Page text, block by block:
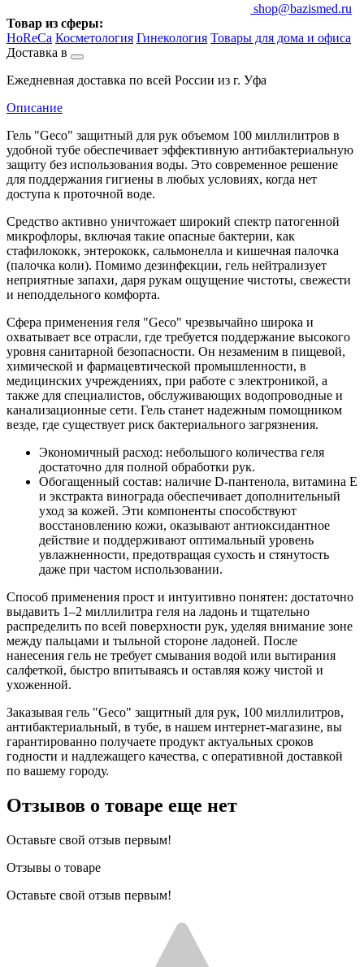
shop@bazismed.ru
Товар из сферы:
HoReCa Косметология Гинекология Товары для дома и офиса
Доставка в
Ежедневная доставка по всей России из г. Уфа
Описание
Гель "Geco" защитный для рук объемом 100 миллилитров в
удобной тубе обеспечивает эффективную антибактериальную
защиту без использования воды. Это современное решение
для поддержания гигиены в любых условиях, когда нет
доступа к проточной воде.
Средство активно уничтожает широкий спектр патогенной
микрофлоры, включая такие опасные бактерии, как
стафилококк, энтерококк, сальмонелла и кишечная палочка
(палочка коли). Помимо дезинфекции, гель нейтрализует
неприятные запахи, даря рукам ощущение чистоты, свежести
и неподдельного комфорта.
Сфера применения геля "Geco" чрезвычайно широка и
охватывает все отрасли, где требуется поддержание высокого
уровня санитарной безопасности. Он незаменим в пищевой,
химической и фармацевтической промышленности, в
медицинских учреждениях, при работе с электроникой, а
также для специалистов, обслуживающих водопроводные и
канализационные сети. Гель станет надежным помощником
везде, где существует риск бактериального загрязнения.
Экономичный расход: небольшого количества геля
достаточно для полной обработки рук.
Обогащенный состав: наличие D-пантенола, витамина Е
и экстракта винограда обеспечивает дополнительный
уход за кожей. Эти компоненты способствуют
восстановлению кожи, оказывают антиоксидантное
действие и поддерживают оптимальный уровень
увлажненности, предотвращая сухость и стянутость
даже при частом использовании.
Способ применения прост и интуитивно понятен: достаточно
выдавить 1–2 миллилитра геля на ладонь и тщательно
распределить по всей поверхности рук, уделяя внимание зоне
между пальцами и тыльной стороне ладоней. После
нанесения гель не требует смывания водой или вытирания
салфеткой, быстро впитываясь и оставляя кожу чистой и
ухоженной.
Заказывая гель "Geco" защитный для рук, 100 миллилитров,
антибактериальный, в тубе, в нашем интернет-магазине, вы
гарантированно получаете продукт актуальных сроков
годности и надлежащего качества, с оперативной доставкой
по вашему городу.
Отзывов о товаре еще нет
Оставьте свой отзыв первым!
Отзывы о товаре
Оставьте свой отзыв первым!